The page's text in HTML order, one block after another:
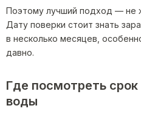
Поэтому лучший подход — не
Дату поверки стоит знать
в несколько месяцев,
давно.
Где посмотреть срок
воды